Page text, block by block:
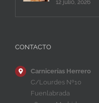
12 julio, 2026
CONTACTO
Carnicerías Herrero
C/Lourdes Nº10
Fuenlabrada